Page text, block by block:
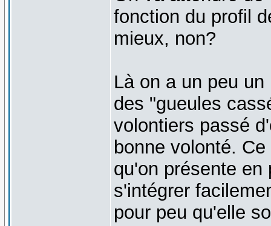
fonction du profil
mieux, non?
Là on a un peu
des "gueules
volontiers passé
bonne volonté.
qu'on présente
s'intégrer
pour peu qu'elle